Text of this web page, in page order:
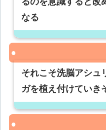
なる
それこそ洗脳アシュ
ガを植え付けていき